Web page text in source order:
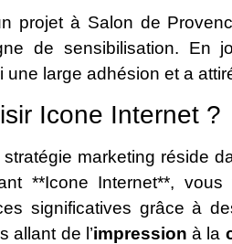
projet à Salon de
de sensibilisation. En
large adhésion et a
Icone Internet ?
marketing réside
**Icone Internet**,
significatives grâce à
allant de l’impression à la